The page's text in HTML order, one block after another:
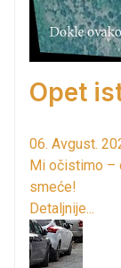
Opet
06. Avgust.
Mi očistimo –
smeće!
Detaljnije...